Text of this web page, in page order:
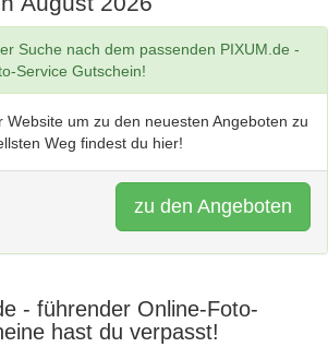
Suche nach dem passenden PIXUM.de -
Service Gutschein!
Website um zu den neuesten Angeboten zu
Weg findest du hier!
zu den Angeboten
- führender Online-Foto-
hast du verpasst!